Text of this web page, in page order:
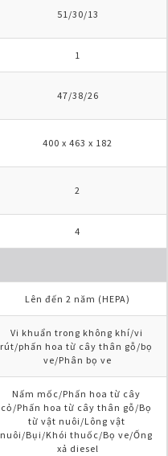
51/30/13
1
47/38/26
400 x 463 x 182
2
4
Lên đến 2 năm (HEPA)
Vi khuẩn trong không khí/vi
rút/phấn hoa từ cây thân gỗ/bọ
ve/Phân bọ ve
Nấm mốc/Phấn hoa từ cây
cỏ/Phấn hoa từ cây thân gỗ/Bọ
từ vật nuôi/Lông vật
nuôi/Bụi/Khói thuốc/Bọ ve/Ống
xả diesel